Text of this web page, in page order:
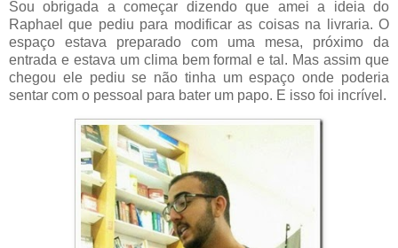
Sou obrigada a começar dizendo que amei a ideia do
Raphael que pediu para modificar as coisas na livraria. O
espaço estava preparado com uma mesa, próximo da
entrada e estava um clima bem formal e tal. Mas assim que
chegou ele pediu se não tinha um espaço onde poderia
sentar com o pessoal para bater um papo. E isso foi incrível.